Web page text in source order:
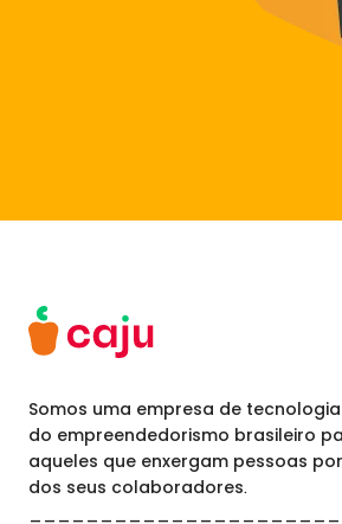
Somos uma empresa de
do empreendedorismo brasileiro
aqueles que enxergam pessoas
dos seus colaboradores.